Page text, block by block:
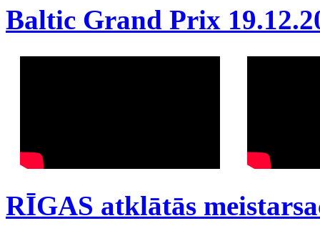
Baltic Grand Prix
RĪGAS atklātās